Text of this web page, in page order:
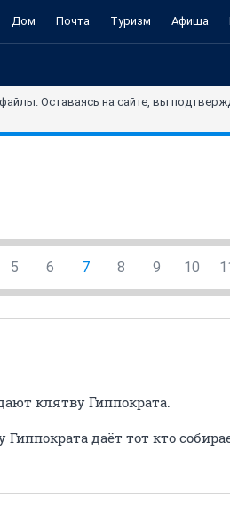
Дом Почта Туризм Афиша
Оставаясь на сайте, вы
5 6 7 8 9 10
клятву Гиппократа.
даёт тот кто